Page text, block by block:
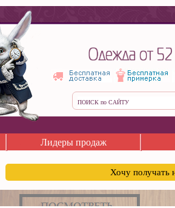
Лидеры продаж
Хочу получать